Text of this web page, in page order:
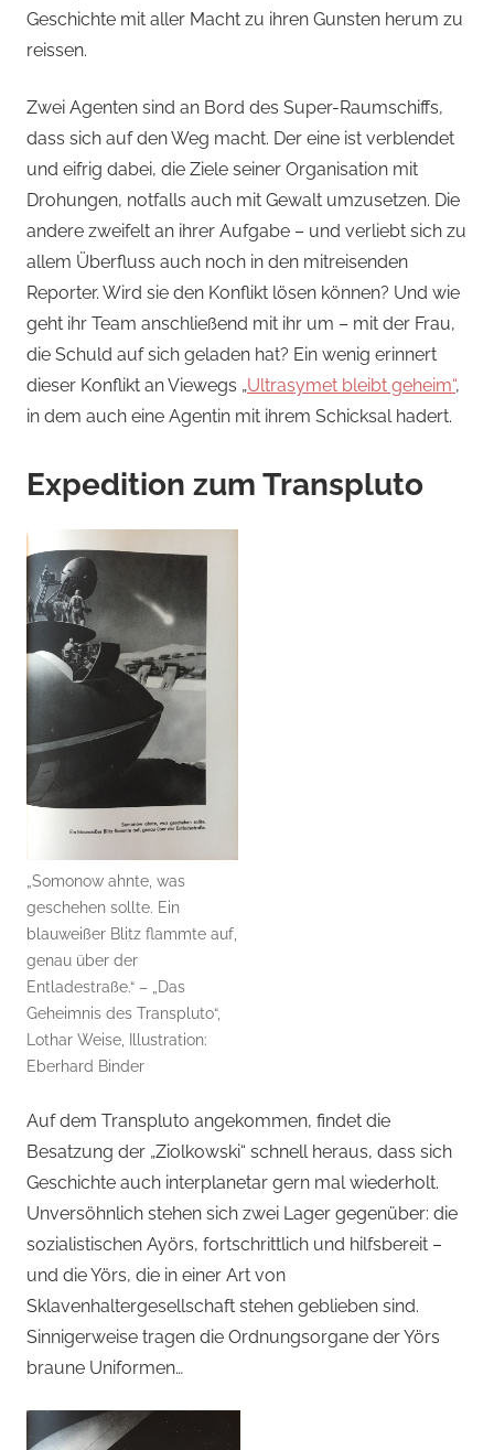
Geschichte mit aller Macht zu ihren Gunsten herum zu
reissen.
Zwei Agenten sind an Bord des Super-Raumschiffs,
dass sich auf den Weg macht. Der eine ist verblendet
und eifrig dabei, die Ziele seiner Organisation mit
Drohungen, notfalls auch mit Gewalt umzusetzen. Die
andere zweifelt an ihrer Aufgabe – und verliebt sich zu
allem Überfluss auch noch in den mitreisenden
Reporter. Wird sie den Konflikt lösen können? Und wie
geht ihr Team anschließend mit ihr um – mit der Frau,
die Schuld auf sich geladen hat? Ein wenig erinnert
dieser Konflikt an Viewegs „Ultrasymet bleibt geheim“,
in dem auch eine Agentin mit ihrem Schicksal hadert.
Expedition zum Transpluto
„Somonow ahnte, was
geschehen sollte. Ein
blauweißer Blitz flammte auf,
genau über der
Entladestraße.“ – „Das
Geheimnis des Transpluto“,
Lothar Weise, Illustration:
Eberhard Binder
Auf dem Transpluto angekommen, findet die
Besatzung der „Ziolkowski“ schnell heraus, dass sich
Geschichte auch interplanetar gern mal wiederholt.
Unversöhnlich stehen sich zwei Lager gegenüber: die
sozialistischen Ayörs, fortschrittlich und hilfsbereit –
und die Yörs, die in einer Art von
Sklavenhaltergesellschaft stehen geblieben sind.
Sinnigerweise tragen die Ordnungsorgane der Yörs
braune Uniformen…